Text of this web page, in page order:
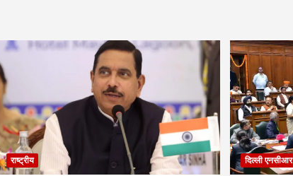
राष्ट्रीय दिल्ली एनसीआर